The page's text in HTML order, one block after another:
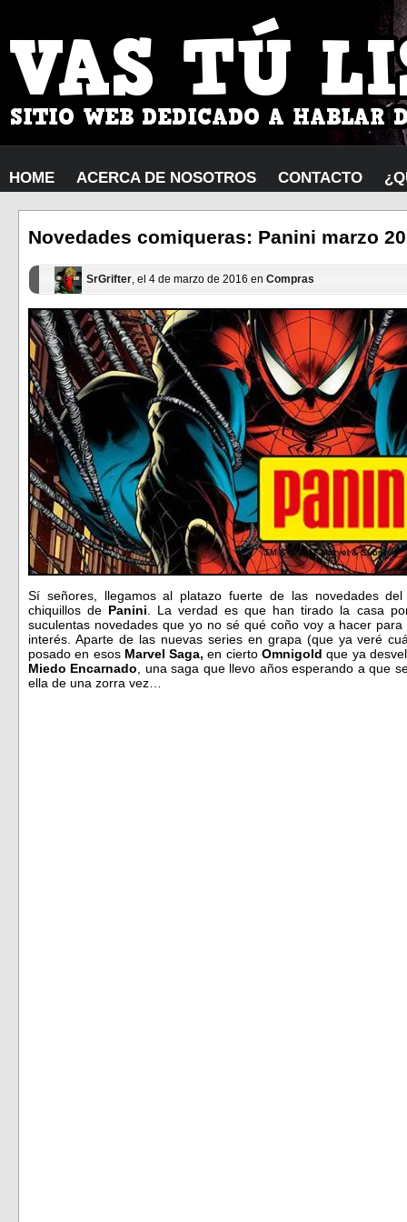
HOME ACERCA DE NOSOTROS CONTACTO
Novedades comiqueras: Panini marzo
SrGrifter, el 4 de marzo de 2016 en Compras
Sí señores, llegamos al platazo fuerte de las novedades
chiquillos de Panini . La verdad es que han tirado la casa
suculentas novedades que yo no sé qué coño voy a hacer
interés. Aparte de las nuevas series en grapa (que ya veré
posado en esos Marvel Saga, en cierto Omnigold que ya
Miedo Encarnado , una saga que llevo años esperando a que
ella de una zorra vez…